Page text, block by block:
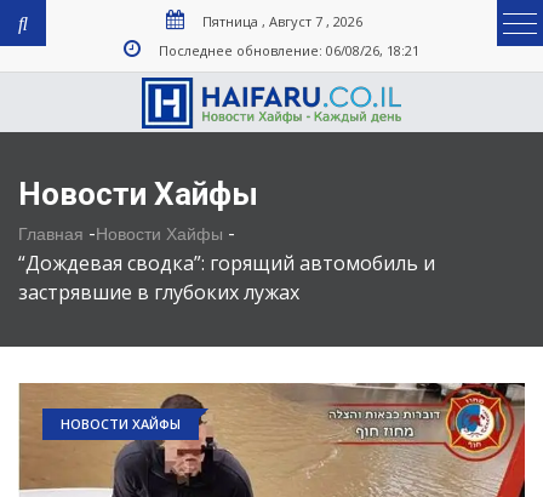
Пятница , Август 7 , 2026
Последнее обновление: 06/08/26, 18:21
Новости Хайфы
Главная -Новости Хайфы -
“Дождевая сводка”: горящий автомобиль и
застрявшие в глубоких лужах
НОВОСТИ ХАЙФЫ